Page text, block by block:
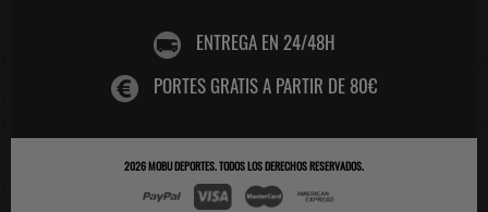
ENTREGA EN 24/48H
PORTES GRATIS A PARTIR DE 80€
2026MOBU DEPORTES. TODOS LOS DERECHOS RESERVADOS.